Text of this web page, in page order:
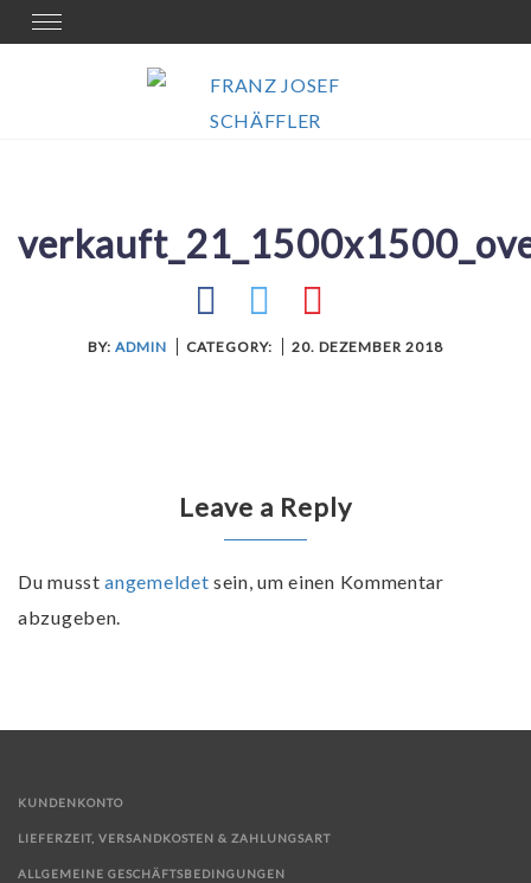
Skip
to
Toggle
navigation
BY: ADMIN CATEGORY: 20. DEZEMBER 2018
Leave a Reply
Du musstangemeldet sein, um einen Kommentar
abzugeben.
KUNDENKONTO
LIEFERZEIT, VERSANDKOSTEN & ZAHLUNGSART
ALLGEMEINE GESCHÄFTSBEDINGUNGEN